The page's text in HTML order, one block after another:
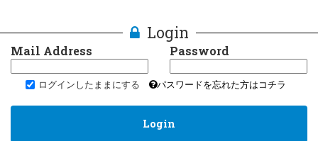
Login
Mail Address Password
ログインしたままにする パスワードを忘れた方はコチラ
Login